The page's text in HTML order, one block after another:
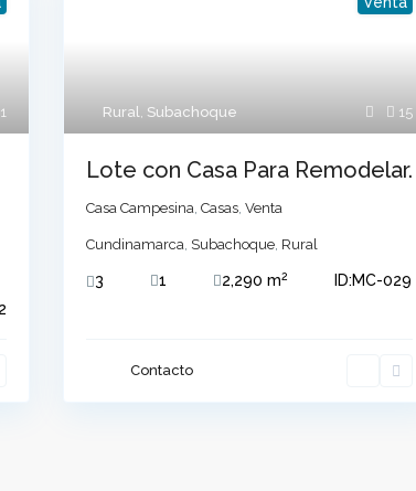
15
Rural, Subachoque
Lote con Casa Para Remodelar.
Casa Campesina, Casas, Venta
Cundinamarca, Subachoque, Rural
3 1 2,290 m2 ID:MC-029
Contacto
(2)
Cabaña Campestre (4)
CASA
(6)
Casa Campesina
Casa Campestre
Casa Lote
(18)